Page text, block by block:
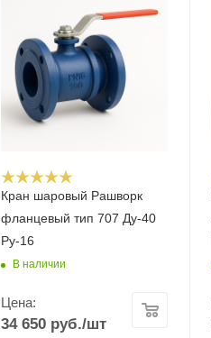
Кран шаровый Рашворк
фланцевый тип 707 Ду-40
Ру-16
В наличии
Цена:
34 650руб./шт